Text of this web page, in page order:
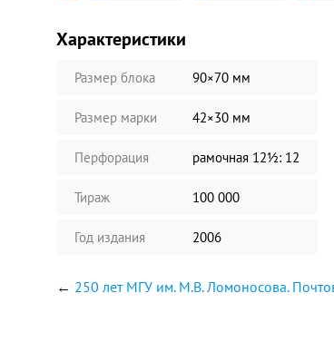
Характеристики
Размер блока 90×70 мм
Размер марки 42×30 мм
Перфорация рамочная 12½: 12
Тираж 100 000
Год издания 2006
← 250 лет МГУ им. М.В. Ломоносова.